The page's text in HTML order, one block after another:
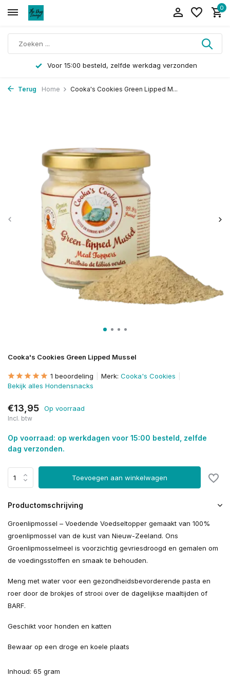
0
Voor 15:00 besteld, zelfde werkdag verzonden
Terug Home Cooka's Cookies Green Lipped M...
Cooka's Cookies Green Lipped Mussel
1 beoordeling Merk: Cooka's Cookies
Bekijk alles Hondensnacks
€13,95 Op voorraad
Incl. btw
Op voorraad: op werkdagen voor 15:00 besteld, zelfde
dag verzonden.
Toevoegen aan winkelwagen
Productomschrijving
Groenlipmossel – Voedende Voedseltopper gemaakt van 100%
groenlipmossel van de kust van Nieuw-Zeeland. Ons
Groenlipmosselmeel is voorzichtig gevriesdroogd en gemalen om
de voedingsstoffen en smaak te behouden.
Meng met water voor een gezondheidsbevorderende pasta en
roer door de brokjes of strooi over de dagelijkse maaltijden of
BARF.
Geschikt voor honden en katten
Bewaar op een droge en koele plaats
Inhoud: 65 gram